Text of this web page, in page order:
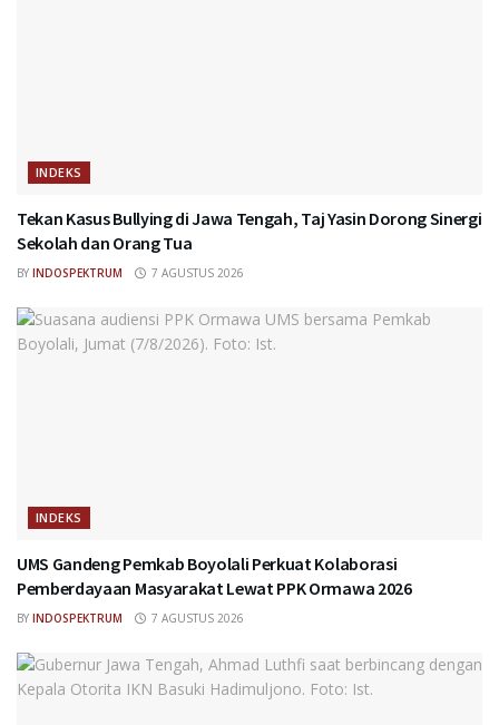
INDEKS
Tekan Kasus Bullying di Jawa Tengah, Taj Yasin Dorong Sinergi
Sekolah dan Orang Tua
BY INDOSPEKTRUM 7 AGUSTUS 2026
INDEKS
UMS Gandeng Pemkab Boyolali Perkuat Kolaborasi
Pemberdayaan Masyarakat Lewat PPK Ormawa 2026
BY INDOSPEKTRUM 7 AGUSTUS 2026